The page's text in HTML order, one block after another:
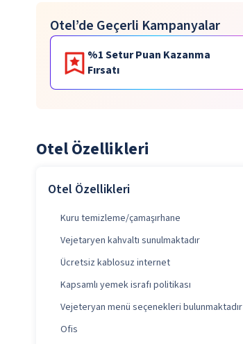
Otel’de Geçerli Kampanyalar
%1 Setur Puan Kazanma
Fırsatı
Otel Özellikleri
Otel Özellikleri
Kuru temizleme/çamaşırhane
Vejetaryen kahvaltı sunulmaktadır
Ücretsiz kablosuz internet
Kapsamlı yemek israfı politikası
Vejeteryan menü seçenekleri bulunmaktadır
Ofis